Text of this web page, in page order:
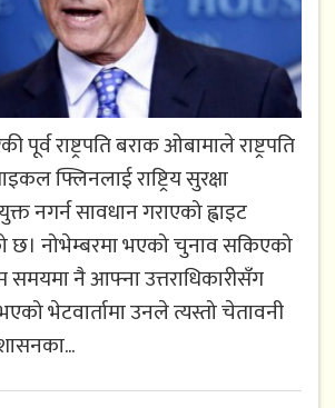
राष्ट्रपति बराक ओबामाले राष्ट्रपति
फ्लिनलाई राष्ट्रिय सुरक्षा
नगर्न सावधान गराएको ह्वाइट
छ। नोभेम्बरमा भएको चुनाव सकिएको
समयमा नै आफ्ना उत्तराधिकारीसँग
भेटवार्तामा उनले त्यस्तो चेतावनी